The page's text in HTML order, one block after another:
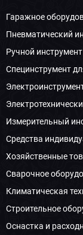
Гаражное
Пневматический
Ручной инструмент
Специнструмент
Измерительный
Средства
Хозяйственные
Сварочное
Климатическая
Строительное
Оснастка и